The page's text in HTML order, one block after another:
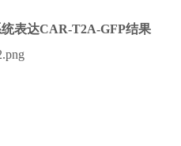
表达CAR-T2A-GFP结果